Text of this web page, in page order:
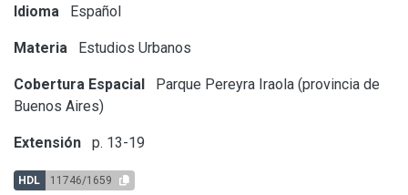
Idioma Español
Materia Estudios Urbanos
Cobertura Espacial
Parque Pereyra Iraola (provincia de
Buenos Aires)
Extensión p. 13-19
HDL 11746/1659